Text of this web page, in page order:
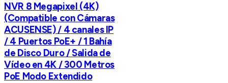
NVR 8 Megapixel (4K)
(Compatible con Cámaras
ACUSENSE) / 4 canales IP
/ 4 Puertos PoE+ / 1 Bahía
de Disco Duro / Salida de
Vídeo en 4K / 300 Metros
PoE Modo Extendido